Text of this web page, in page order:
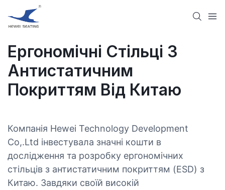
Ергономічні Стільці З
Антистатичним
Покриттям Від Китаю
Компанія Hewei Technology Development
Co,.Ltd інвестувала значні кошти в
дослідження та розробку ергономічних
стільців з антистатичним покриттям (ESD) з
Китаю. Завдяки своїй високій